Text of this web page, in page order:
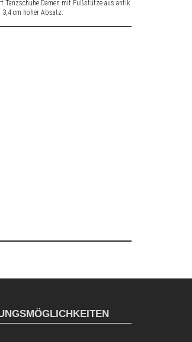
Tanzschuhe Damen mit Fußstütze aus antik
3,4 cm hoher Absatz.